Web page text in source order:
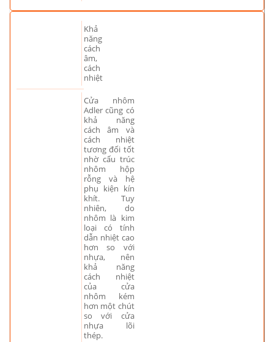
Khả
năng
cách
âm,
cách
nhiệt
Cửa nhôm
Adler cũng có
khả năng
cách âm và
cách nhiệt
tương đối tốt
nhờ cấu trúc
nhôm hộp
rỗng và hệ
phụ kiện kín
khít. Tuy
nhiên, do
nhôm là kim
loại có tính
dẫn nhiệt cao
hơn so với
nhựa, nên
khả năng
cách nhiệt
của cửa
nhôm kém
hơn một chút
so với cửa
nhựa lõi
thép.